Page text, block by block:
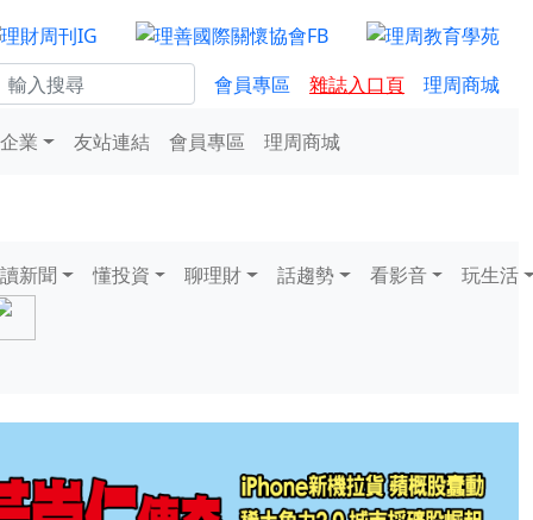
會員專區 雜誌入口頁 理周商城
業 友站連結 會員專區 理周商城
讀新聞 懂投資 聊理財 話趨勢 看影音 玩生活